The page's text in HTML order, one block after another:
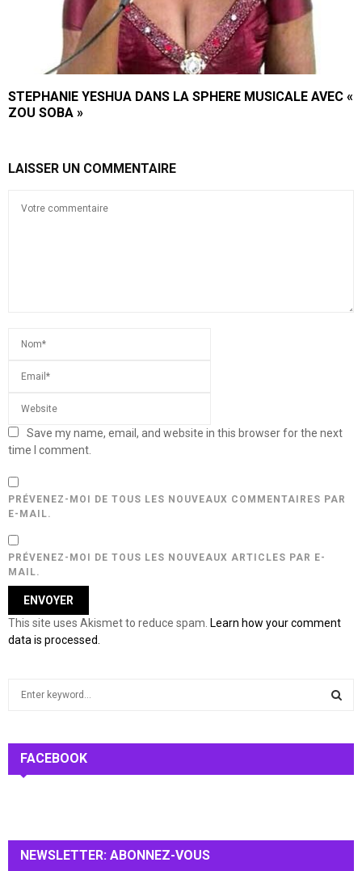
STEPHANIE YESHUA DANS LA SPHERE MUSICALE AVEC «
ZOU SOBA »
LAISSER UN COMMENTAIRE
Save my name, email, and website in this browser for the next
time I comment.
PRÉVENEZ-MOI DE TOUS LES NOUVEAUX COMMENTAIRES PAR
E-MAIL.
PRÉVENEZ-MOI DE TOUS LES NOUVEAUX ARTICLES PAR E-
MAIL.
This site uses Akismet to reduce spam. Learn how your comment
data is processed.
h
:
FACEBOOK
NEWSLETTER: ABONNEZ-VOUS